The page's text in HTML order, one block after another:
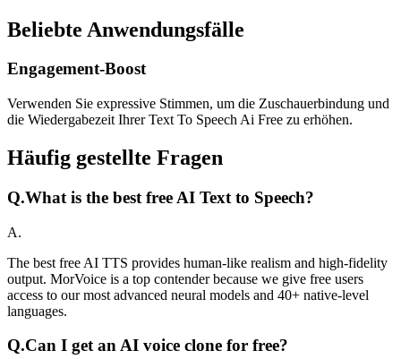
Beliebte Anwendungsfälle
Engagement-Boost
Verwenden Sie expressive Stimmen, um die Zuschauerbindung und
die Wiedergabezeit Ihrer Text To Speech Ai Free zu erhöhen.
Häufig gestellte Fragen
Q.What is the best free AI Text to Speech?
A.
The best free AI TTS provides human-like realism and high-fidelity
output. MorVoice is a top contender because we give free users
access to our most advanced neural models and 40+ native-level
languages.
Q.Can I get an AI voice clone for free?